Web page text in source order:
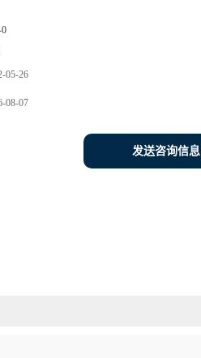
0
05-26
08-07
发送咨询信息